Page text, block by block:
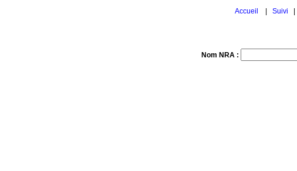
Accueil Suivi
Nom NRA :